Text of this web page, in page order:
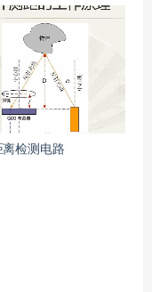
离检测电路